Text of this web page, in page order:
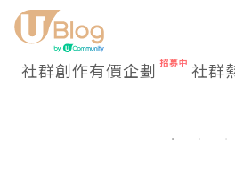
社群創作有價企劃 社群